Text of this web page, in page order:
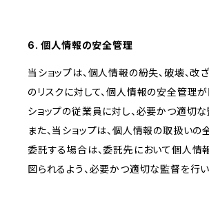
6. 個人情報の安全管理
当ショップは、個人情報の紛失、破壊、改
のリスクに対して、個人情報の安全管理が
ショップの従業員に対し、必要かつ適切な
また、当ショップは、個人情報の取扱い
委託する場合は、委託先において個人情
図られるよう、必要かつ適切な監督を行い